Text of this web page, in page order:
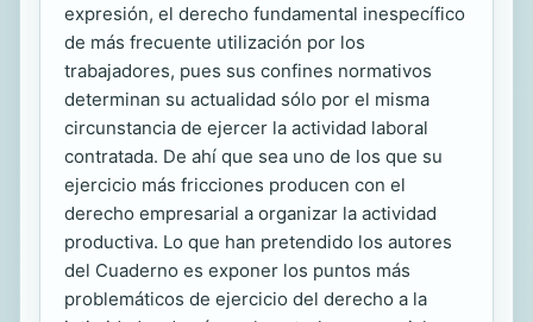
expresión, el derecho fundamental inespecífico
de más frecuente utilización por los
trabajadores, pues sus confines normativos
determinan su actualidad sólo por el misma
circunstancia de ejercer la actividad laboral
contratada. De ahí que sea uno de los que su
ejercicio más fricciones producen con el
derecho empresarial a organizar la actividad
productiva. Lo que han pretendido los autores
del Cuaderno es exponer los puntos más
problemáticos de ejercicio del derecho a la